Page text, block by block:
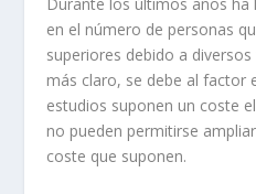
en el número de personas
superiores debido a
más claro, se debe al factor
estudios suponen un coste
no pueden permitirse
coste que suponen.